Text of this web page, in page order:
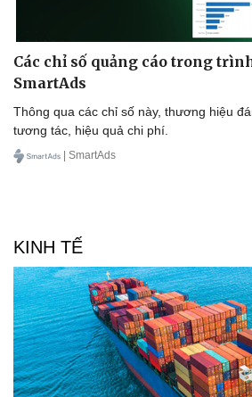
Các chỉ số quảng cáo trong
SmartAds
Thông qua các chỉ số này, thương hiệu
tương tác, hiệu quả chi phí.
| SmartAds
KINH TẾ